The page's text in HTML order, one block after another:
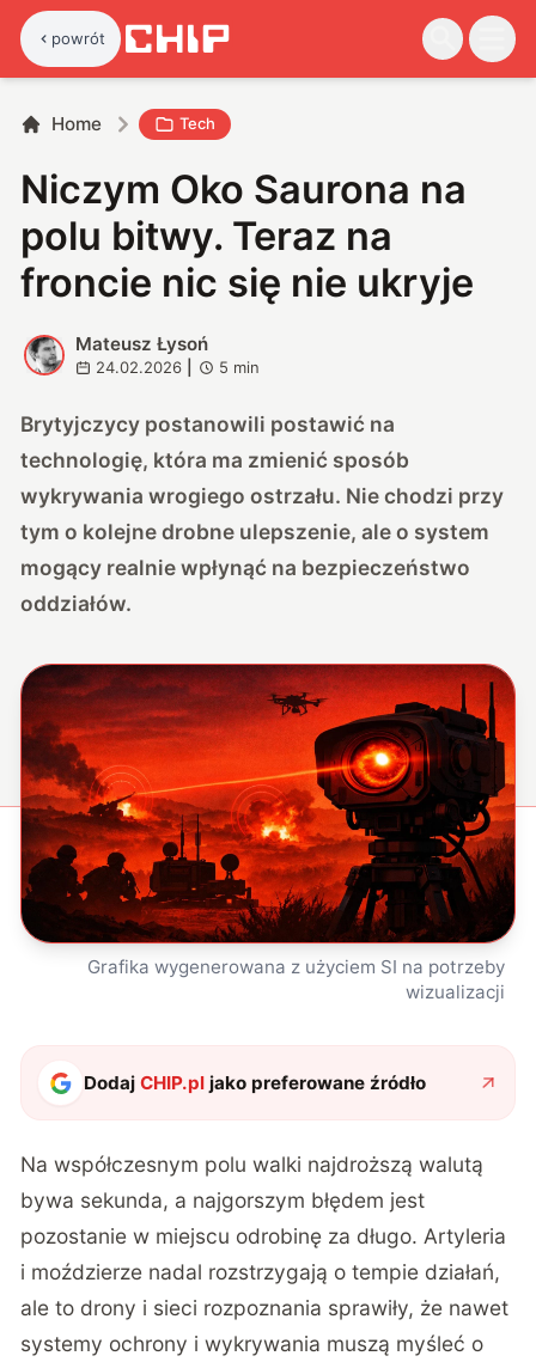
powrót
Home Tech
Niczym Oko Saurona na
polu bitwy. Teraz na
froncie nic się nie ukryje
M
Mateusz Łysoń
24.02.2026 5 min
Brytyjczycy postanowili postawić na
technologię, która ma zmienić sposób
wykrywania wrogiego ostrzału. Nie chodzi przy
tym o kolejne drobne ulepszenie, ale o system
mogący realnie wpłynąć na bezpieczeństwo
oddziałów.
Grafika wygenerowana z użyciem SI na potrzeby
wizualizacji
DodajCHIP.pl jako preferowane źródło
Na współczesnym polu walki najdroższą walutą
bywa sekunda, a najgorszym błędem jest
pozostanie w miejscu odrobinę za długo. Artyleria
i moździerze nadal rozstrzygają o tempie działań,
ale to drony i sieci rozpoznania sprawiły, że nawet
systemy ochrony i wykrywania muszą myśleć o